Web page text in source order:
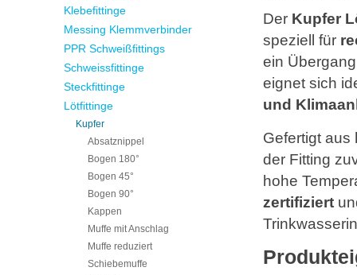
Der Kupfer
speziell für
ein
eignet sich
und
Gefertigt aus
der Fitting
hohe
zertifiziert
Klebefittinge
Messing Klemmverbinder
PPR Schweißfittings
Schweissfittinge
Steckfittinge
Lötfittinge
Kupfer
Absatznippel
Bogen 180°
Bogen 45°
Bogen 90°
Kappen
Muffe mit Anschlag
Muffe reduziert
Schiebemuffe